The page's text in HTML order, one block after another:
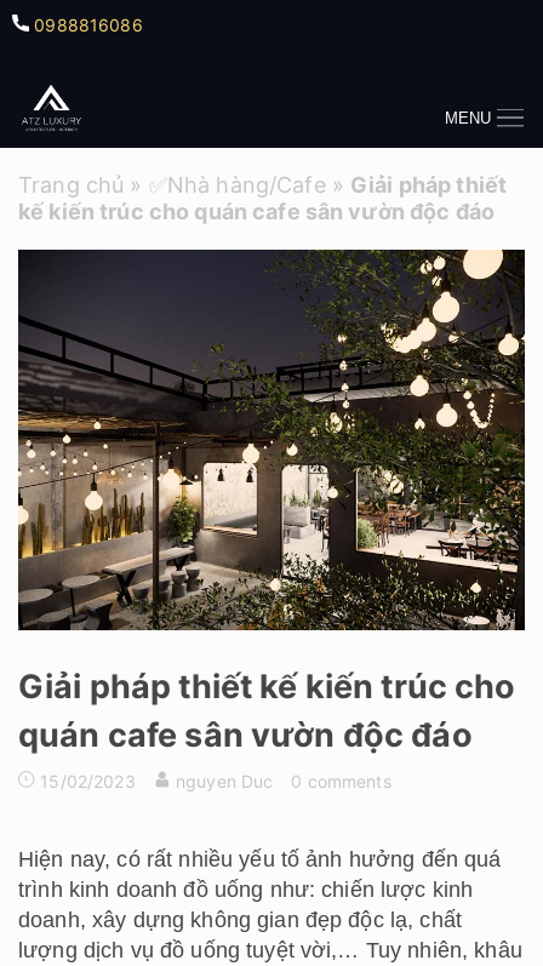
0988816086
MENU
Trang chủ » ✅Nhà hàng/Cafe» Giải pháp thiết
kế kiến trúc cho quán cafe sân vườn độc đáo
Giải pháp thiết kế kiến trúc cho
quán cafe sân vườn độc đáo
15/02/2023 nguyen Duc 0 comments
Hiện nay, có rất nhiều yếu tố ảnh hưởng đến quá
trình kinh doanh đồ uống như: chiến lược kinh
doanh, xây dựng không gian đẹp độc lạ, chất
lượng dịch vụ đồ uống tuyệt vời,… Tuy nhiên, khâu